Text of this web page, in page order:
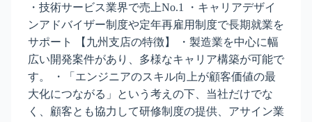
・技術サービス業界で売上No.1 ・キャリアデザイ
ンアドバイザー制度や定年再雇用制度で長期就業を
サポート 【九州支店の特徴】 ・製造業を中心に幅
広い開発案件があり、多様なキャリア構築が可能で
す。 ・「エンジニアのスキル向上が顧客価値の最
大化につながる」という考えの下、当社だけでな
く、顧客とも協力して研修制度の提供、アサイン業